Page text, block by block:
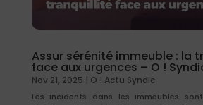
Assur sérénité immeuble : la
face aux urgences – O !
Nov 21, 2025 | O ! Actu Syndic
Les incidents dans les immeubles